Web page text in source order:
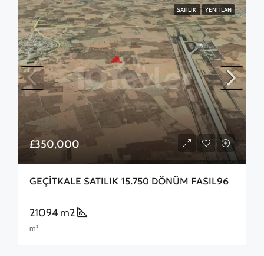
SATILIK YENI İLAN
£350,000
GEÇİTKALE SATILIK 15.750 DÖNÜM FASIL96
21094 m2
m²